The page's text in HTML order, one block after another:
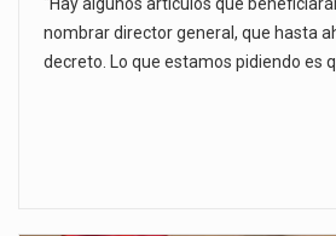
"Hay algunos artículos que
nombrar director general, que hasta
decreto. Lo que estamos pidiendo es